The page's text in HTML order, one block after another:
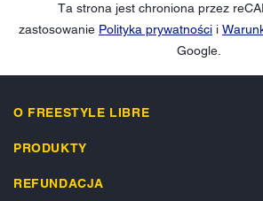
Ta strona jest chroniona przez
zastosowanie Polityka prywatności i
Google.
O FREESTYLE LIBRE
PRODUKTY
REFUNDACJA